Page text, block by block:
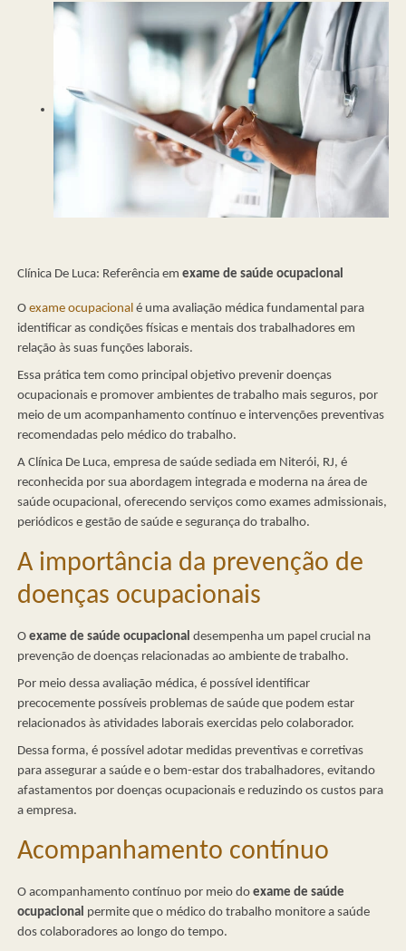
Clínica De Luca: Referência emexame de saúde ocupacional
Oexame ocupacional é uma avaliação médica fundamental para
identificar as condições físicas e mentais dos trabalhadores em
relação às suas funções laborais.
Essa prática tem como principal objetivo prevenir doenças
ocupacionais e promover ambientes de trabalho mais seguros, por
meio de um acompanhamento contínuo e intervenções preventivas
recomendadas pelo médico do trabalho.
A Clínica De Luca, empresa de saúde sediada em Niterói, RJ, é
reconhecida por sua abordagem integrada e moderna na área de
saúde ocupacional, oferecendo serviços como exames admissionais,
periódicos e gestão de saúde e segurança do trabalho.
A importância da prevenção de
doenças ocupacionais
Oexame de saúde ocupacional desempenha um papel crucial na
prevenção de doenças relacionadas ao ambiente de trabalho.
Por meio dessa avaliação médica, é possível identificar
precocemente possíveis problemas de saúde que podem estar
relacionados às atividades laborais exercidas pelo colaborador.
Dessa forma, é possível adotar medidas preventivas e corretivas
para assegurar a saúde e o bem-estar dos trabalhadores, evitando
afastamentos por doenças ocupacionais e reduzindo os custos para
a empresa.
Acompanhamento contínuo
O acompanhamento contínuo por meio doexame de saúde
ocupacional permite que o médico do trabalho monitore a saúde
dos colaboradores ao longo do tempo.